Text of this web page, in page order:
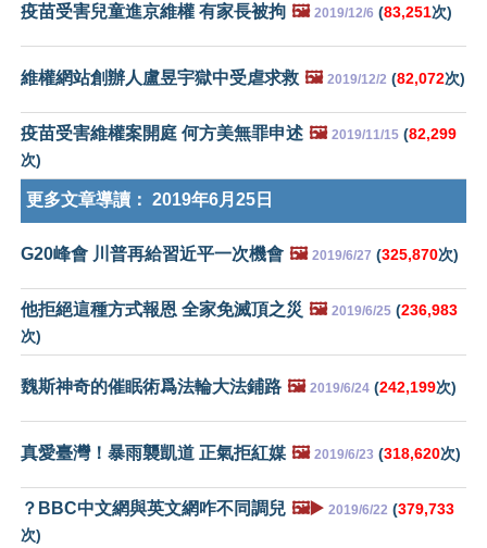
疫苗受害兒童進京維權 有家長被拘 🖼️ 2019/12/6 (83,251次)
維權網站創辦人盧昱宇獄中受虐求救 🖼️ 2019/12/2 (82,072次)
疫苗受害維權案開庭 何方美無罪申述 🖼️ 2019/11/15 (82,299
次)
更多文章導讀： 2019年6月25日
G20峰會 川普再給習近平一次機會 🖼️ 2019/6/27 (325,870次)
他拒絕這種方式報恩 全家免滅頂之災 🖼️ 2019/6/25 (236,983
次)
魏斯神奇的催眠術爲法輪大法鋪路 🖼️ 2019/6/24 (242,199次)
真愛臺灣！暴雨襲凱道 正氣拒紅媒 🖼️ 2019/6/23 (318,620次)
？BBC中文網與英文網咋不同調兒 🖼️▶️ 2019/6/22 (379,733
次)